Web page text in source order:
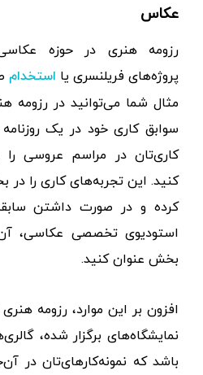
عکاس
رزومه هنری در حوزه
پروژه‌های فریلنسری یا استخدام
مثال شما می‌توانید در رزومه
سوابق کاری خود در یک
کاری‌تان در مراسم عروسی
کنید. این تجربه‌های کاری را
کرده و در صورت داشتن
استودیوی تخصصی عکاسی،
بخش عنوان کنید.
افزون بر این موارد، رزومه
نمایشگاه‌های برگزار شده،
باشد که نمونه‌کارهای‌تان در